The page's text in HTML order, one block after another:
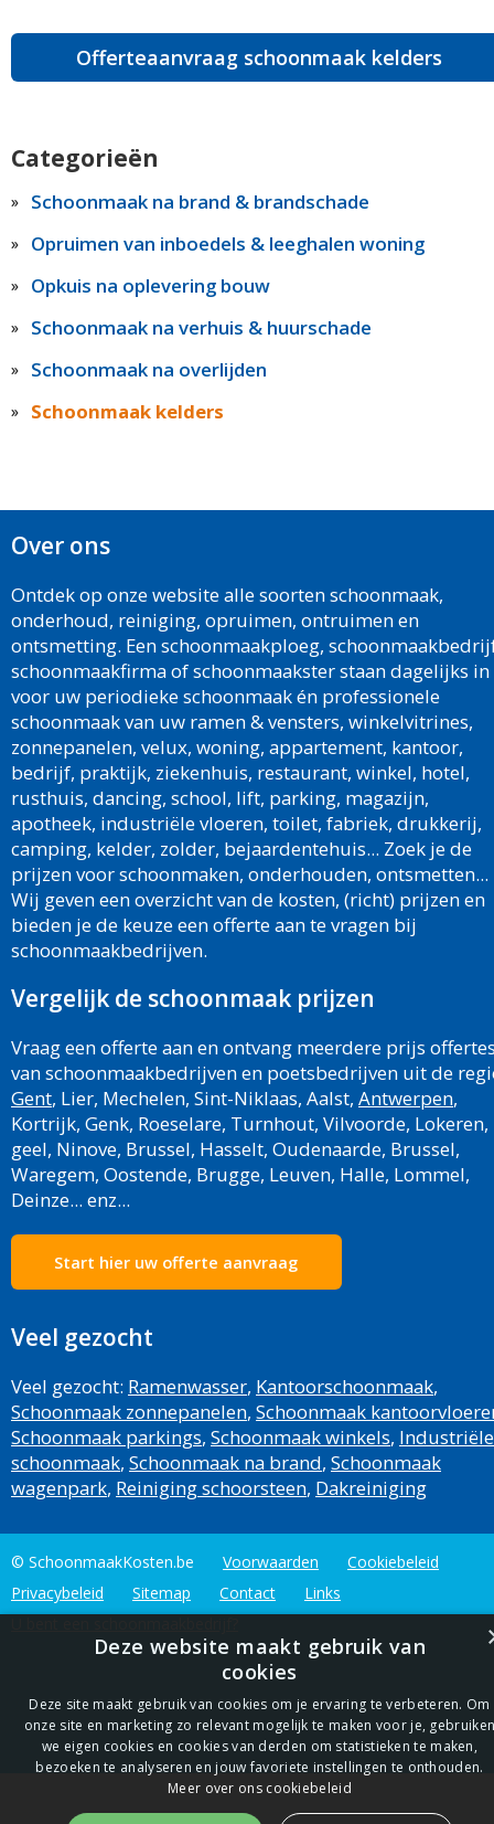
Offerteaanvraag schoonmaak kelders
Categorieën
Schoonmaak na brand & brandschade
Opruimen van inboedels & leeghalen woning
Opkuis na oplevering bouw
Schoonmaak na verhuis & huurschade
Schoonmaak na overlijden
Schoonmaak kelders
Over ons
Ontdek op onze website alle soorten schoonmaak,
onderhoud, reiniging, opruimen, ontruimen en
ontsmetting. Een schoonmaakploeg,
schoonmaakfirma of schoonmaakster staan dagelijks in
voor uw periodieke schoonmaak én professionele
schoonmaak van uw ramen & vensters, winkelvitrines,
zonnepanelen, velux, woning, appartement, kantoor,
bedrijf, praktijk, ziekenhuis, restaurant, winkel, hotel,
rusthuis, dancing, school, lift, parking, magazijn,
apotheek, industriële vloeren, toilet, fabriek, drukkerij,
camping, kelder, zolder, bejaardentehuis... Zoek je de
prijzen voor schoonmaken, onderhouden, ontsmetten...
Wij geven een overzicht van de kosten, (richt) prijzen en
bieden je de keuze een offerte aan te vragen bij
schoonmaakbedrijven.
Vergelijk de schoonmaak prijzen
Vraag een offerte aan en ontvang meerdere prijs
van schoonmaakbedrijven en poetsbedrijven uit de
Gent, Lier, Mechelen, Sint-Niklaas, Aalst, Antwerpen,
Kortrijk, Genk, Roeselare, Turnhout, Vilvoorde, Lokeren,
geel, Ninove, Brussel, Hasselt, Oudenaarde, Brussel,
Waregem, Oostende, Brugge, Leuven, Halle, Lommel,
Deinze... enz...
Start hier uw offerte aanvraag
Veel gezocht
Veel gezocht: Ramenwasser, Kantoorschoonmaak,
Schoonmaak zonnepanelen, Schoonmaak
Schoonmaak parkings, Schoonmaak winkels, Industriële
schoonmaak, Schoonmaak na brand, Schoonmaak
wagenpark, Reiniging schoorsteen, Dakreiniging
© SchoonmaakKosten.be Voorwaarden
Cookiebeleid
Privacybeleid
Sitemap Contact
Links
Deze website maakt gebruik van
cookies
Deze site maakt gebruik van cookies om je ervaring te verbeteren. Om
onze site en marketing zo relevant mogelijk te maken voor je,
we eigen cookies en cookies van derden om statistieken te maken,
bezoeken te analyseren en jouw favoriete instellingen te onthouden.
Meer over ons cookiebeleid